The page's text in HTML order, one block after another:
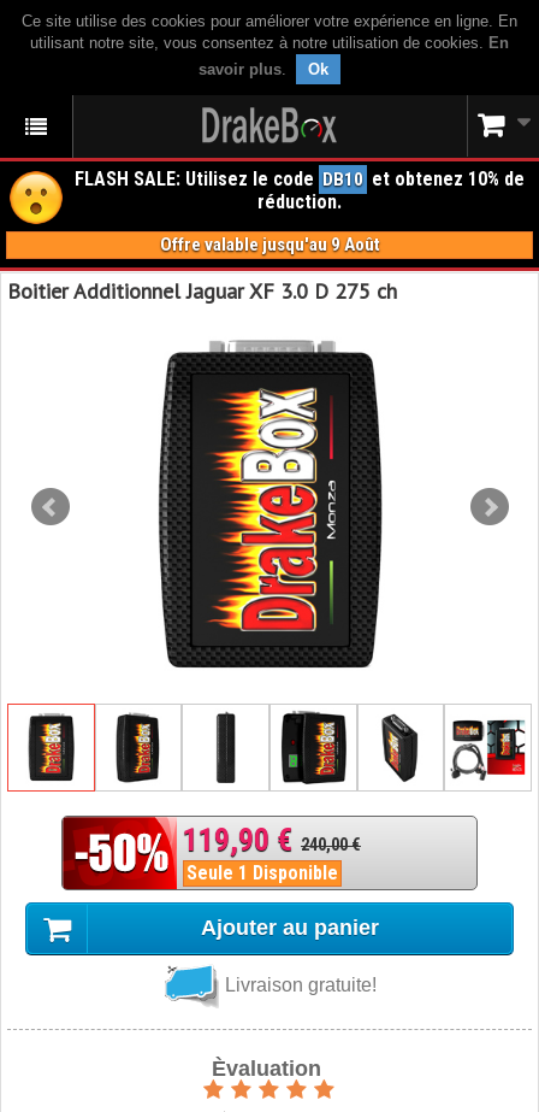
Ce site utilise des cookies pour améliorer votre expérience en ligne. En
utilisant notre site, vous consentez à notre utilisation de cookies. En
savoir plus. Ok
FLASH SALE: Utilisez le code DB10 et obtenez 10% de
réduction.
Offre valable jusqu'au 9 Août
Boitier Additionnel Jaguar XF 3.0 D 275 ch
119,90 € 240,00 €
Seule 1 Disponible
Ajouter au panier
Livraison gratuite!
Èvaluation